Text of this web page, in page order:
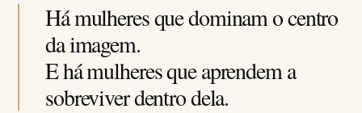
Há mulheres que dominam o centro
da imagem.
E há mulheres que aprendem a
sobreviver dentro dela.